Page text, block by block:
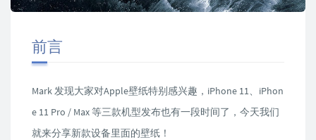
前言
Mark 发现大家对Apple壁纸特别感兴趣，iPhone 11、iPhon
e 11 Pro / Max 等三款机型发布也有一段时间了，今天我们
就来分享新款设备里面的壁纸！